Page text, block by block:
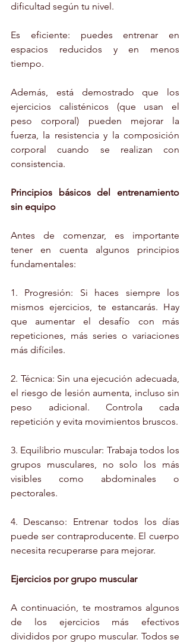
dificultad según tu nivel.
Es eficiente: puedes entrenar en
espacios reducidos y en menos
tiempo.
Además, está demostrado que los
ejercicios calisténicos (que usan el
peso corporal) pueden mejorar la
fuerza, la resistencia y la composición
corporal cuando se realizan con
consistencia.
Principios básicos del entrenamiento
sin equipo
Antes de comenzar, es importante
tener en cuenta algunos principios
fundamentales:
1. Progresión: Si haces siempre los
mismos ejercicios, te estancarás. Hay
que aumentar el desafío con más
repeticiones, más series o variaciones
más difíciles.
2. Técnica: Sin una ejecución adecuada,
el riesgo de lesión aumenta, incluso sin
peso adicional. Controla cada
repetición y evita movimientos bruscos.
3. Equilibrio muscular: Trabaja todos los
grupos musculares, no solo los más
visibles como abdominales o
pectorales.
4. Descanso: Entrenar todos los días
puede ser contraproducente. El cuerpo
necesita recuperarse para mejorar.
Ejercicios por grupo muscular
A continuación, te mostramos algunos
de los ejercicios más efectivos
divididos por grupo muscular. Todos se